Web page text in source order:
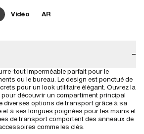
Vidéo AR
−
tout imperméable parfait pour le
ou le bureau. Le design est ponctué de
pour un look utilitaire élégant. Ouvrez la
pour découvrir un compartiment principal
diverses options de transport grâce à sa
et à ses longues poignées pour les mains et
de transport comportent des anneaux de
comme les clés.